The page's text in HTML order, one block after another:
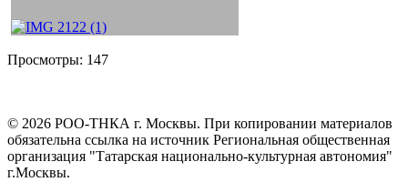
Просмотры: 147
© 2026 РОО-ТНКА г. Москвы. При копировании материалов
обязательна ссылка на источник Региональная общественная
организация "Татарская национально-культурная автономия"
г.Москвы.